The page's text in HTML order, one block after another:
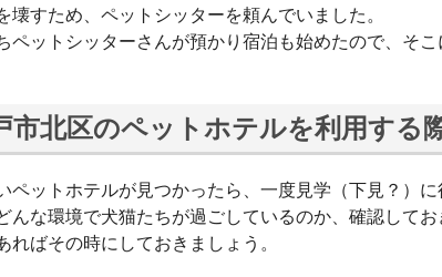
壊すため、ペットシッターを頼んでいました。
ペットシッターさんが預かり宿泊も始めたので、そこ
市北区のペットホテルを利用する
ペットホテルが見つかったら、一度見学（下見？）に
んな環境で犬猫たちが過ごしているのか、確認してお
ればその時にしておきましょう。